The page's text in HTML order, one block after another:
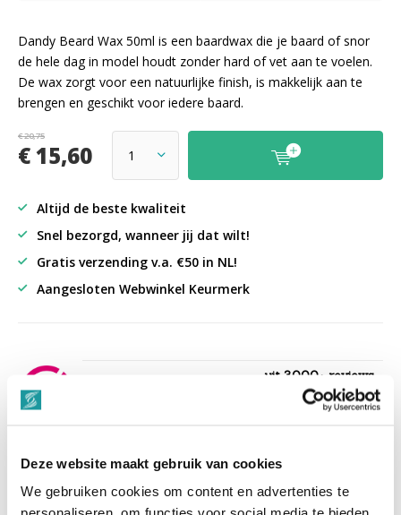
Deze website maakt gebruik van cookies
We gebruiken cookies om content en advertenties te
Dandy Beard Wax 50ml is een baardwax die je baard of snor
de hele dag in model houdt zonder hard of vet aan te voelen.
De wax zorgt voor een natuurlijke finish, is makkelijk aan te
brengen en geschikt voor iedere baard.
€ 20,75
€ 15,60
Altijd de beste kwaliteit
Snel bezorgd, wanneer jij dat wilt!
Gratis verzending v.a. €50 in NL!
Aangesloten Webwinkel Keurmerk
uit 3000+ reviews